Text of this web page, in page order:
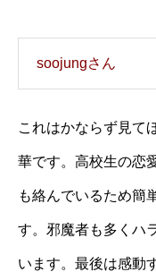
soojungさん
これはかならず見て
華です。高校生の恋
も絡んでいるため簡
す。邪魔者も多くハ
います。最後は感動